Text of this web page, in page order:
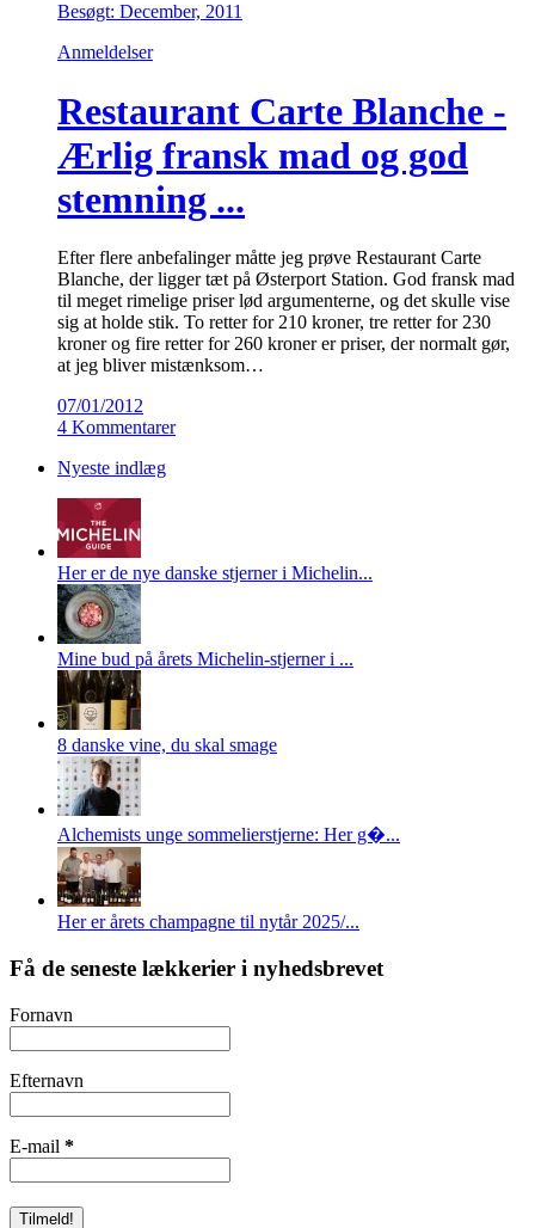
Besøgt: December, 2011
Anmeldelser
Restaurant Carte Blanche -
Ærlig fransk mad og god
stemning ...
Efter flere anbefalinger måtte jeg prøve Restaurant Carte
Blanche, der ligger tæt på Østerport Station. God fransk mad
til meget rimelige priser lød argumenterne, og det skulle vise
sig at holde stik. To retter for 210 kroner, tre retter for 230
kroner og fire retter for 260 kroner er priser, der normalt gør,
at jeg bliver mistænksom…
07/01/2012
4 Kommentarer
Nyeste indlæg
Her er de nye danske stjerner i Michelin...
Mine bud på årets Michelin-stjerner i ...
8 danske vine, du skal smage
Alchemists unge sommelierstjerne: Her g�...
Her er årets champagne til nytår 2025/...
Få de seneste lækkerier i nyhedsbrevet
Fornavn
Efternavn
E-mail *